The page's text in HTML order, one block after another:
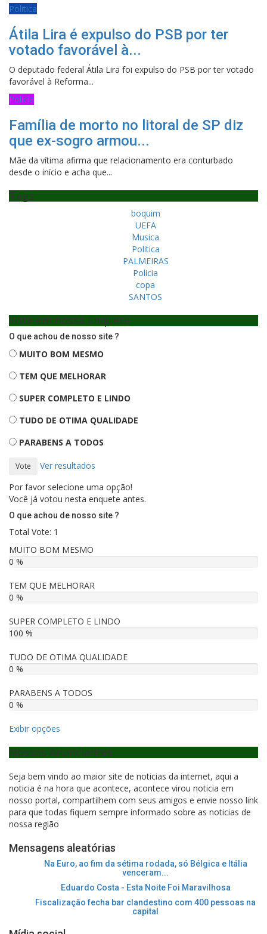
Politica
Átila Lira é expulso do PSB por ter
votado favorável à...
O deputado federal Átila Lira foi expulso do PSB por ter votado
favorável à Reforma...
Policia
Família de morto no litoral de SP diz
que ex-sogro armou...
Mãe da vítima afirma que relacionamento era conturbado
desde o início e acha que...
Tags
boquim
UEFA
Musica
Politica
PALMEIRAS
Policia
copa
SANTOS
Vote em nossa Enquete
O que achou de nosso site ?
MUITO BOM MESMO
TEM QUE MELHORAR
SUPER COMPLETO E LINDO
TUDO DE OTIMA QUALIDADE
PARABENS A TODOS
Vote
Ver resultados
Por favor selecione uma opção!
Você já votou nesta enquete antes.
O que achou de nosso site ?
Total Vote: 1
MUITO BOM MESMO
0 %
TEM QUE MELHORAR
0 %
SUPER COMPLETO E LINDO
100 %
TUDO DE OTIMA QUALIDADE
0 %
PARABENS A TODOS
0 %
Exibir opções
Nossos Anunciantes
Seja bem vindo ao maior site de noticias da internet, aqui a
noticia é na hora que acontece, acontece virou noticia em
nosso portal, compartilhem com seus amigos e envie nosso link
para que todas fiquem sempre informado sobre as noticias de
nossa região
Mensagens aleatórias
Na Euro, ao fim da sétima rodada, só Bélgica e Itália
venceram...
Eduardo Costa - Esta Noite Foi Maravilhosa
Fiscalização fecha bar clandestino com 400 pessoas na
capital